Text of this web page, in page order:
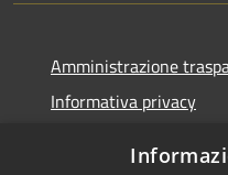
Amministrazione
Informativa privacy